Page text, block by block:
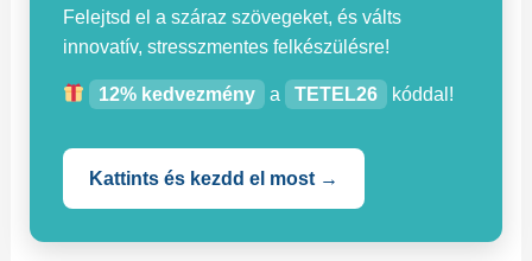
Felejtsd el a száraz szövegeket, és válts
innovatív, stresszmentes felkészülésre!
12% kedvezmény a TETEL26 kóddal!
Kattints és kezdd el most →